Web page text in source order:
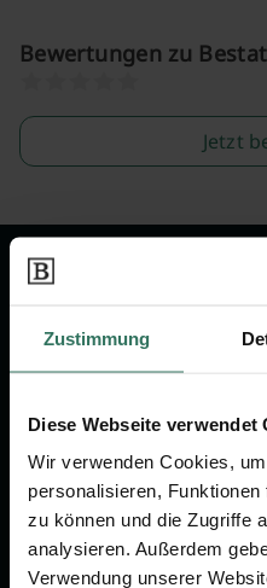
Zustimmung
Diese Webseite verwendet
Wir verwenden Cookies,
personalisieren,
zu können und die Zugriffe
analysieren. Außerdem
Verwendung unserer
Bewertungen zu
Jetzt
Wir sind Ihr
um das Thema
Vorsorge.
Jetzt
FÜR SIE
Vergleich